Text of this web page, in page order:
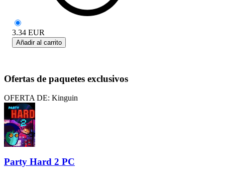
3.34 EUR
Añadir al carrito
Ofertas de paquetes exclusivos
OFERTA DE: Kinguin
Party Hard 2 PC